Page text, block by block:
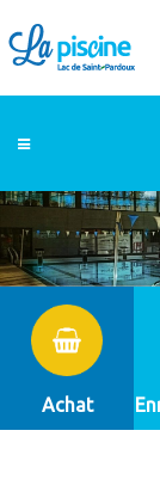
Achat